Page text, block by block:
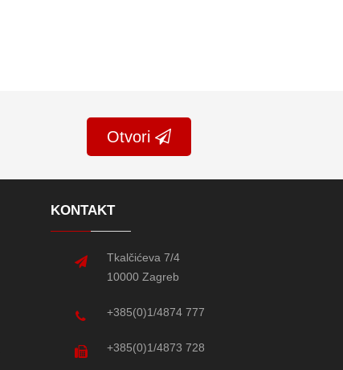
Otvori
KONTAKT
Tkalčićeva 7/4
10000 Zagreb
+385(0)1/4874 777
+385(0)1/4873 728